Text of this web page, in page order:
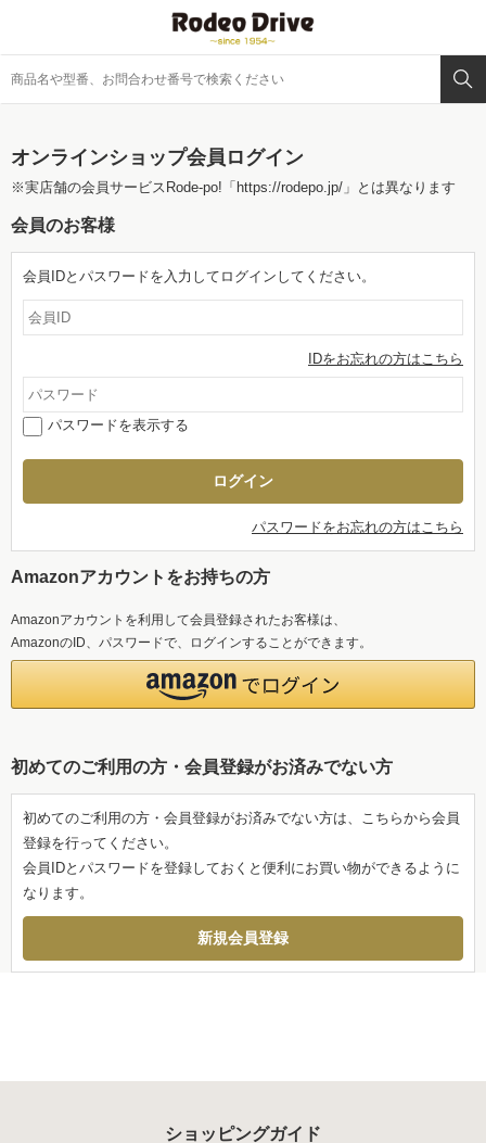
オンラインショップ会員ログイン
※実店舗の会員サービスRode-po! 「https://rodepo.jp/」 とは異なります
会員のお客様
会員IDとパスワードを入力してログインしてください。
IDをお忘れの方はこちら
パスワードを表示する
パスワードをお忘れの方はこちら
Amazonアカウントをお持ちの方
Amazonアカウントを利用して会員登録されたお客様は、
AmazonのID、パスワードで、ログインすることができます。
初めてのご利用の方・会員登録がお済みでない方
初めてのご利用の方・会員登録がお済みでない方は、こちらから会員
登録を行ってください。
会員IDとパスワードを登録しておくと便利にお買い物ができるように
なります。
ショッピングガイド